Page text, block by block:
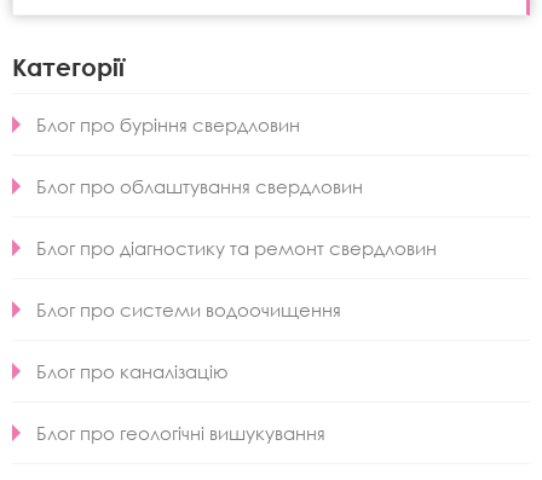
Категорії
Блог про буріння свердловин
Блог про облаштування свердловин
Блог про діагностику та ремонт свердловин
Блог про системи водоочищення
Блог про каналізацію
Блог про геологічні вишукування